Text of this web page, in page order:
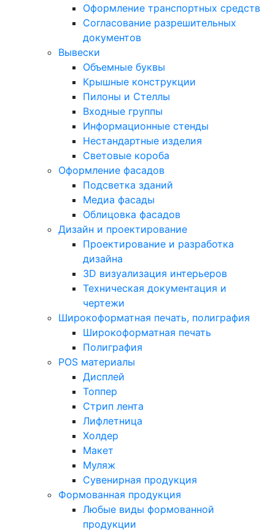
Оформление транспортных средств
Согласование разрешительных
документов
Вывески
Объемные буквы
Крышные конструкции
Пилоны и Стеллы
Входные группы
Информационные стенды
Нестандартные изделия
Световые короба
Оформление фасадов
Подсветка зданий
Медиа фасады
Облицовка фасадов
Дизайн и проектирование
Проектирование и разработка
дизайна
3D визуализация интерьеров
Техническая документация и
чертежи
Широкоформатная печать, полиграфия
Широкоформатная печать
Полиграфия
POS материалы
Дисплей
Топпер
Стрип лента
Лифлетница
Холдер
Макет
Муляж
Сувенирная продукция
Формованная продукция
Любые виды формованной
продукции